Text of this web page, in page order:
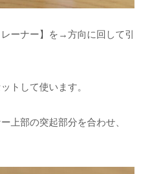
ーナー】を→方向に回して引
トして使います。
上部の突起部分を合わせ、